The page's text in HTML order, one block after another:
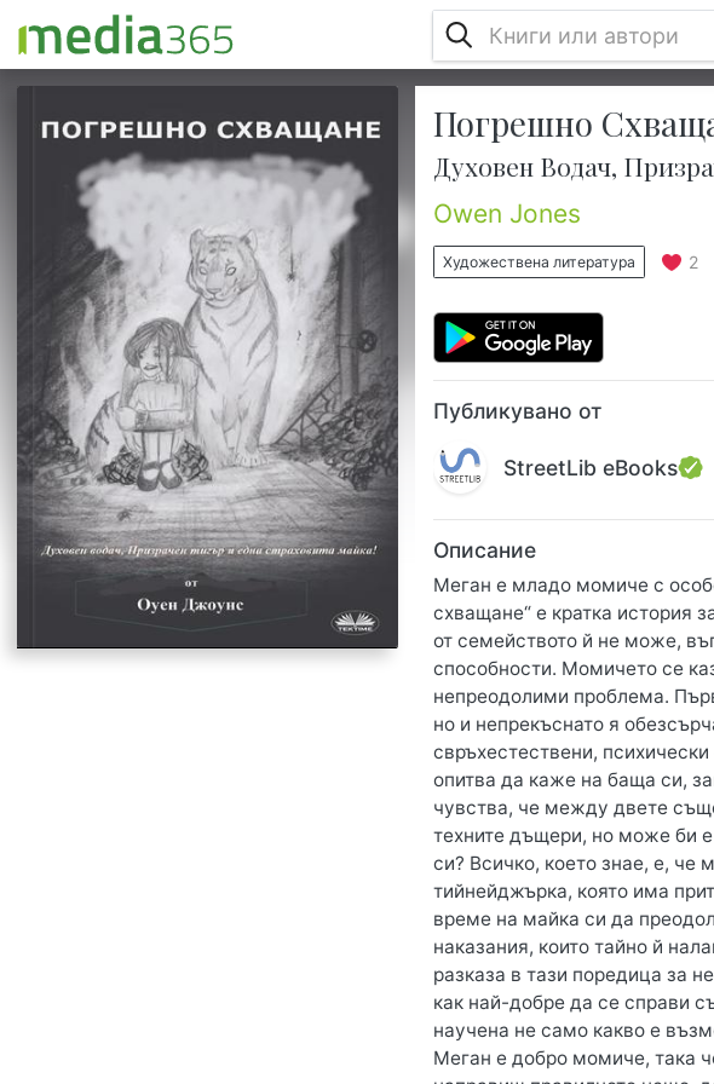
психични способности, които никой не
разбира...поне не и между живите.
„Погрешно схващане“ е кратка история
за нарастващото осъзнаване на едно
младо момиче, че е способно да прави
неща, които никой от семейството й не
може, въпреки че някои от съучениците
й казват, че имат подобни необичайни
психически способности. Момичето се
казва Меган и е на дванадесет години в
та...
Погрешно
Духовен Водач,
Owen Jones
Художествена литература 2
Публикувано от
StreetLib eBooks
Описание
Меган е младо момиче с
схващане“ е кратка история
от семейството й не може,
способности. Момичето се
непреодолими проблема.
но и непрекъснато я
свръхестествени,
опитва да каже на баща си,
чувства, че между двете
техните дъщери, но може би
си? Всичко, което знае, е, че
тийнейджърка, която има
време на майка си да
наказания, които тайно й
разказа в тази поредица за
как най-добре да се справи
научена не само какво е
Меган е добро момиче, така